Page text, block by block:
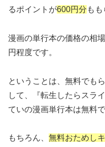
るポイントが600円分 もも
漫画の単行本の価格の相
円程度です。
ということは、無料でも
して、『転生したらスラ
ていの漫画単行本は無料
もちろん、 無料おためし